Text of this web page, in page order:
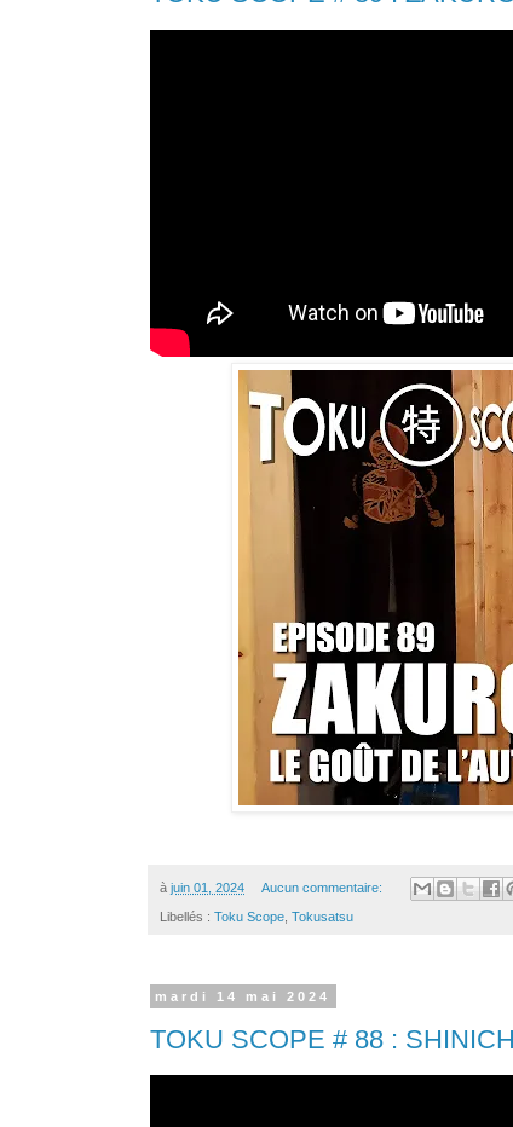
à juin 01, 2024 Aucun commentaire:
Libellés : Toku Scope Tokusatsu
mardi 14 mai 2024
TOKU SCOPE # 88 :